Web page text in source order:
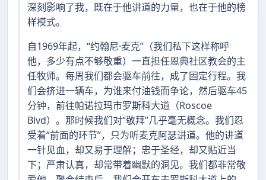
深刻影响了我，既在于他讲道的力量，也在于他的榜
样模式。
自1969年起，“约翰尼·麦克”（我们私下这样称呼
他，多少有点不够敬重）一直担任恩典社区教会的主
任牧师。每周我们都会驱车前往，成了固定行程。我
们会挤进一辆车，为谁来付油钱而争论，然后驱车45
分钟，前往帕诺拉玛市罗斯科大道（Roscoe
Blvd）。那时候我们对“敬拜”几乎毫无概念。我们忍
受着“前面的环节”，只为听麦克阿瑟讲道。他的讲道
一针见血，却又易于理解；忠于圣经，却又贴近当
下；严肃认真，却常带着幽默的洞见。我们都非常敬